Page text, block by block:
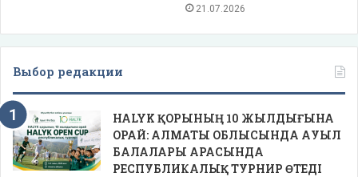
21.07.2026
Выбор редакции
HALYK ҚОРЫНЫҢ 10 ЖЫЛДЫҒЫНА
ОРАЙ: АЛМАТЫ ОБЛЫСЫНДА АУЫЛ
БАЛАЛАРЫ АРАСЫНДА
РЕСПУБЛИКАЛЫҚ ТУРНИР ӨТЕДІ